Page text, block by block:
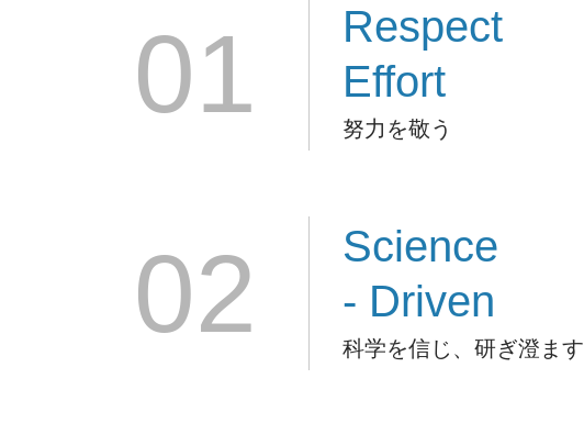
01
Respect
Effort
努力を敬う
02
Science
- Driven
科学を信じ、研ぎ澄ます